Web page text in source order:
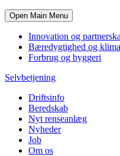
Open Main Menu
Innovation og
Bæredygtighed og klima
Forbrug og byggeri
Selvbetjening
Driftsinfo
Beredskab
Nyt renseanlæg
Nyheder
Job
Om os